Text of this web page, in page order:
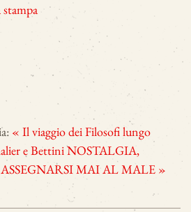
stampa
« Il viaggio dei Filosofi lungo
e BettiniNOSTALGIA,
MAI AL MALE »